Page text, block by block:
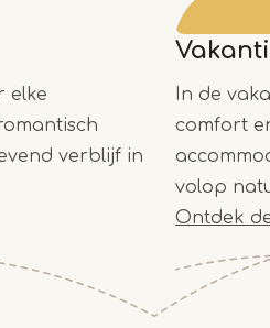
elke
verblijf in
In de
comfort
volop
Ontdek